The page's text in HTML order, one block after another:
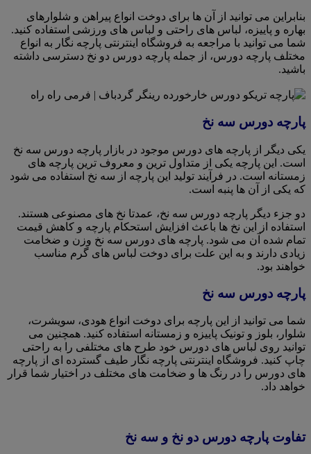
بنابراین می توانید از آن ها برای دوخت انواع پیراهن و شلوارهای
بهاره و پاییزه، لباس های راحتی و لباس های ورزشی استفاده کنید.
شما می توانید با مراجعه به فروشگاه اینترنتی پارچه نگار به انواع
مختلف پارچه دورس، از جمله پارچه دورس دو نخ دسترسی داشته
باشید.
پارچه دورس سه نخ
یکی دیگر از پارچه های دورس موجود در بازار پارچه دورس سه نخ
است. این پارچه یکی از متداول ترین و معروف ترین پارچه های
زمستانه است. در فرآیند تولید این پارچه از سه نخ استفاده می شود
که یکی از آن ها پنبه است.
دو جزء دیگر پارچه دورس سه نخ، عمدتا نخ های مصنوعی هستند.
استفاده از این نخ ها باعث افزایش استحکام پارچه و کاهش قیمت
تمام شده آن می شود. پارچه های دورس سه نخ وزن و ضخامت
زیادی دارند و به این علت برای دوخت لباس های گرم مناسب
خواهند بود.
پارچه دورس سه نخ
شما می توانید از این پارچه برای دوخت انواع هودی، سویشرت،
شلوار، بلوز و تونیک پاییزه و زمستانه استفاده کنید. همچنین می
توانید روی لباس های دورس خود طرح های مختلفی را به راحتی
چاپ کنید. فروشگاه اینترنتی پارچه نگار طیف گسترده ای از پارچه
های دورس را در رنگ ها و ضخامت های مختلف در اختیار شما قرار
خواهد داد.
تفاوت پارچه دورس دو نخ و سه نخ